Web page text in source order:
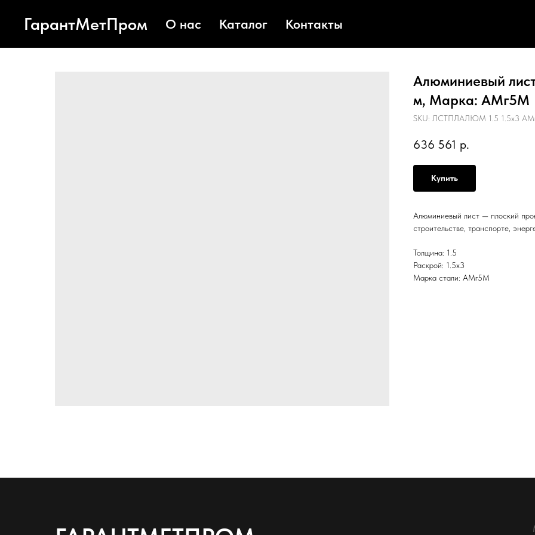
ГарантМетПром О нас Каталог Контакты
Алюминиевый
м, Марка: АМг5М
SKU: ЛСТПЛАЛЮМ 1.5 1.5х3
636 561 р.
Купить
Алюминиевый лист — плоский
строительстве, транспорте,
Толщина: 1.5
Раскрой: 1.5х3
Марка стали: АМг5М